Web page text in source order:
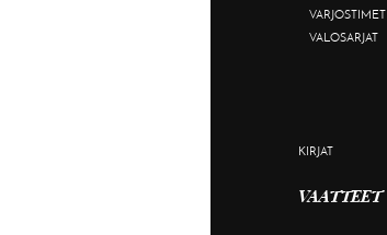
VARJOSTIMET
VALOSARJAT
KIRJAT
VAATTEET